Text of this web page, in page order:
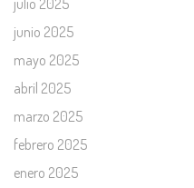
julio 2025
junio 2025
mayo 2025
abril 2025
marzo 2025
febrero 2025
enero 2025